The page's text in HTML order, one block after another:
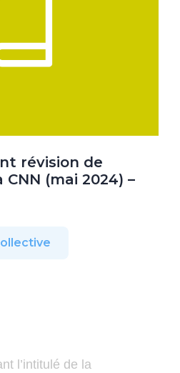
révision de
(mai 2024) –
l’intitulé de la